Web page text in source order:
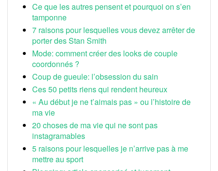
Ce que les autres pensent et pourquoi on s’en
tamponne
7 raisons pour lesquelles vous devez arrêter de
porter des Stan Smith
Mode: comment créer des looks de couple
coordonnés ?
Coup de gueule: l’obsession du sain
Ces 50 petits riens qui rendent heureux
« Au début je ne t’aimais pas » ou l’histoire de
ma vie
20 choses de ma vie qui ne sont pas
instagramables
5 raisons pour lesquelles je n’arrive pas à me
mettre au sport